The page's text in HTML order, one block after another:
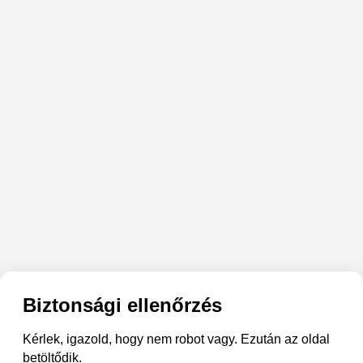
Biztonsági ellenőrzés
Kérlek, igazold, hogy nem robot vagy. Ezután az oldal
betöltődik.